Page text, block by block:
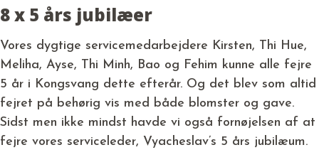
8 x 5 års jubilæer
Vores dygtige servicemedarbejdere Kirsten, Thi Hue,
Meliha, Ayse, Thi Minh, Bao og Fehim kunne alle fejre
5 år i Kongsvang dette efterår. Og det blev som altid
fejret på behørig vis med både blomster og gave.
Sidst men ikke mindst havde vi også fornøjelsen af at
fejre vores serviceleder, Vyacheslav’s 5 års jubilæum.